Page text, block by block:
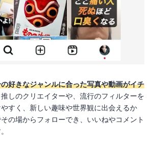
好きなジャンルに合った写真や動画がイチ
推しのクリエイターや、流行のフィルターを
すく、新しい趣味や世界観に出会えるか
の場からフォローでき、いいねやコメント